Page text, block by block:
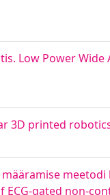
Low Power Wide
3D printed
gated non-